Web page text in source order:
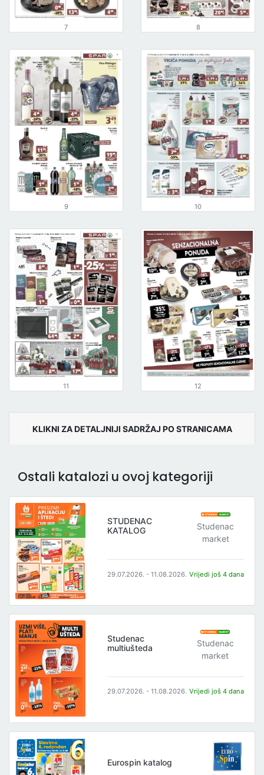
7 8
9 10
11 12
KLIKNI ZA DETALJNIJI SADRŽAJ PO STRANICAMA
Ostali katalozi u ovoj kategoriji
STUDENAC
KATALOG
Studenac
market
29.07.2026. - 11.08.2026. Vrijedi još 4 dana
Studenac
multiušteda
Studenac
market
29.07.2026. - 11.08.2026. Vrijedi još 4 dana
Eurospin katalog